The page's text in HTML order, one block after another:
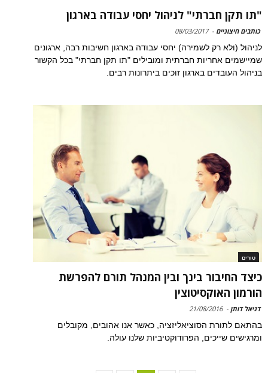
"תו תקן חברתי" לניהול יחסי עבודה בארגון
כותבים חיצוניים -
08/03/2017
לניהול (ולא רק לשמירה) יחסי עבודה בארגון חשיבות רבה, ארגונים
שמיישמים אחריות חברתית ומובילים "תו תקן חברתי" בכל הקשור
בניהול העובדים בארגון זוכים ביתרונות רבים.
טורים
כיצד החיבור בינך ובין המנהל תורם להפרשת
הורמון האוקסיטוצין
דניאל דותן -
21/08/2016
בהתאם לתורת הסוציאליזציה, כאשר אנו אהובים, מקובלים
ומרגישים שייכים, הפרודוקטיביות שלנו עולה.